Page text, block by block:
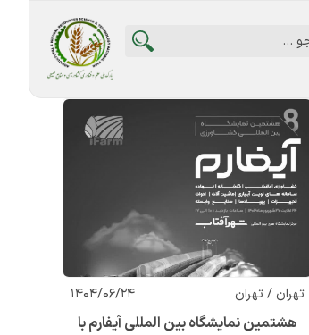
1404/06/24 تهران / تهران
هشتمین نمایشگاه بین المللی آیفارم با